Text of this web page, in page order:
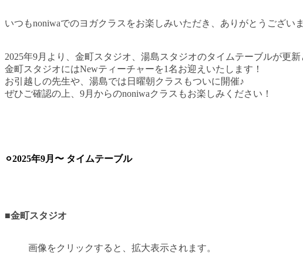
いつもnoniwaでのヨガクラスをお楽しみいただき、ありがとうございま
2025年9月より、金町スタジオ、湯島スタジオのタイムテーブルが更新
金町スタジオにはNewティーチャーを1名お迎えいたします！
お引越しの先生や、湯島では日曜朝クラスもついに開催♪
ぜひご確認の上、9月からのnoniwaクラスもお楽しみください！
⚪︎2025年9月〜 タイムテーブル
■金町スタジオ
画像をクリックすると、拡大表示されます。